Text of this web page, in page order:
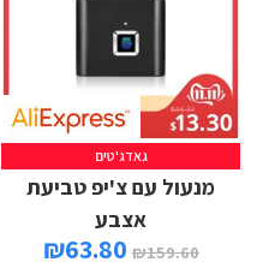
גאדג'טים
מנעול עם צ'יפ טביעת
אצבע
₪159.60
₪63.80